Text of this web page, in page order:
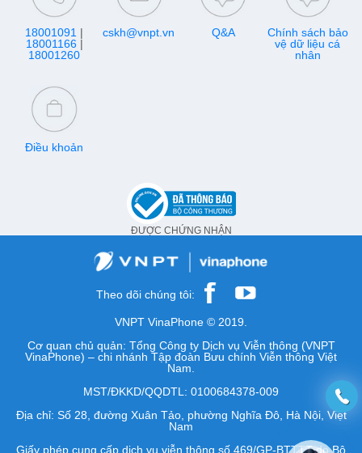
18001091 |
18001166|
18001260
cskh@vnpt.vn Q&A
Chính sách bảo
vệ dữ liệu cá
nhân
Điều khoản
ĐƯỢC CHỨNG NHẬN
Theo dõi chúng tôi:
VNPT VinaPhone © 2019.
Cơ quan chủ quản: Tổng Công ty Dịch vụ Viễn thông (VNPT
VinaPhone) – chi nhánh Tập đoàn Bưu chính Viễn thông Việt
Nam.
MST/ĐKKD/QQDTL: 0100684378-009
Địa chỉ: Số 28, đường Xuân Tảo, phường Nghĩa Đô, Hà Nội, Việt
Nam
Giấy phép cung cấp dịch vụ viễn thông số 469/GP-BTTTT do Bộ